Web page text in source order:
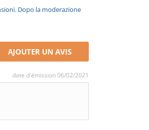
Dopo la moderazione
AJOUTER UN AVIS
date d'émission 06/02/2021